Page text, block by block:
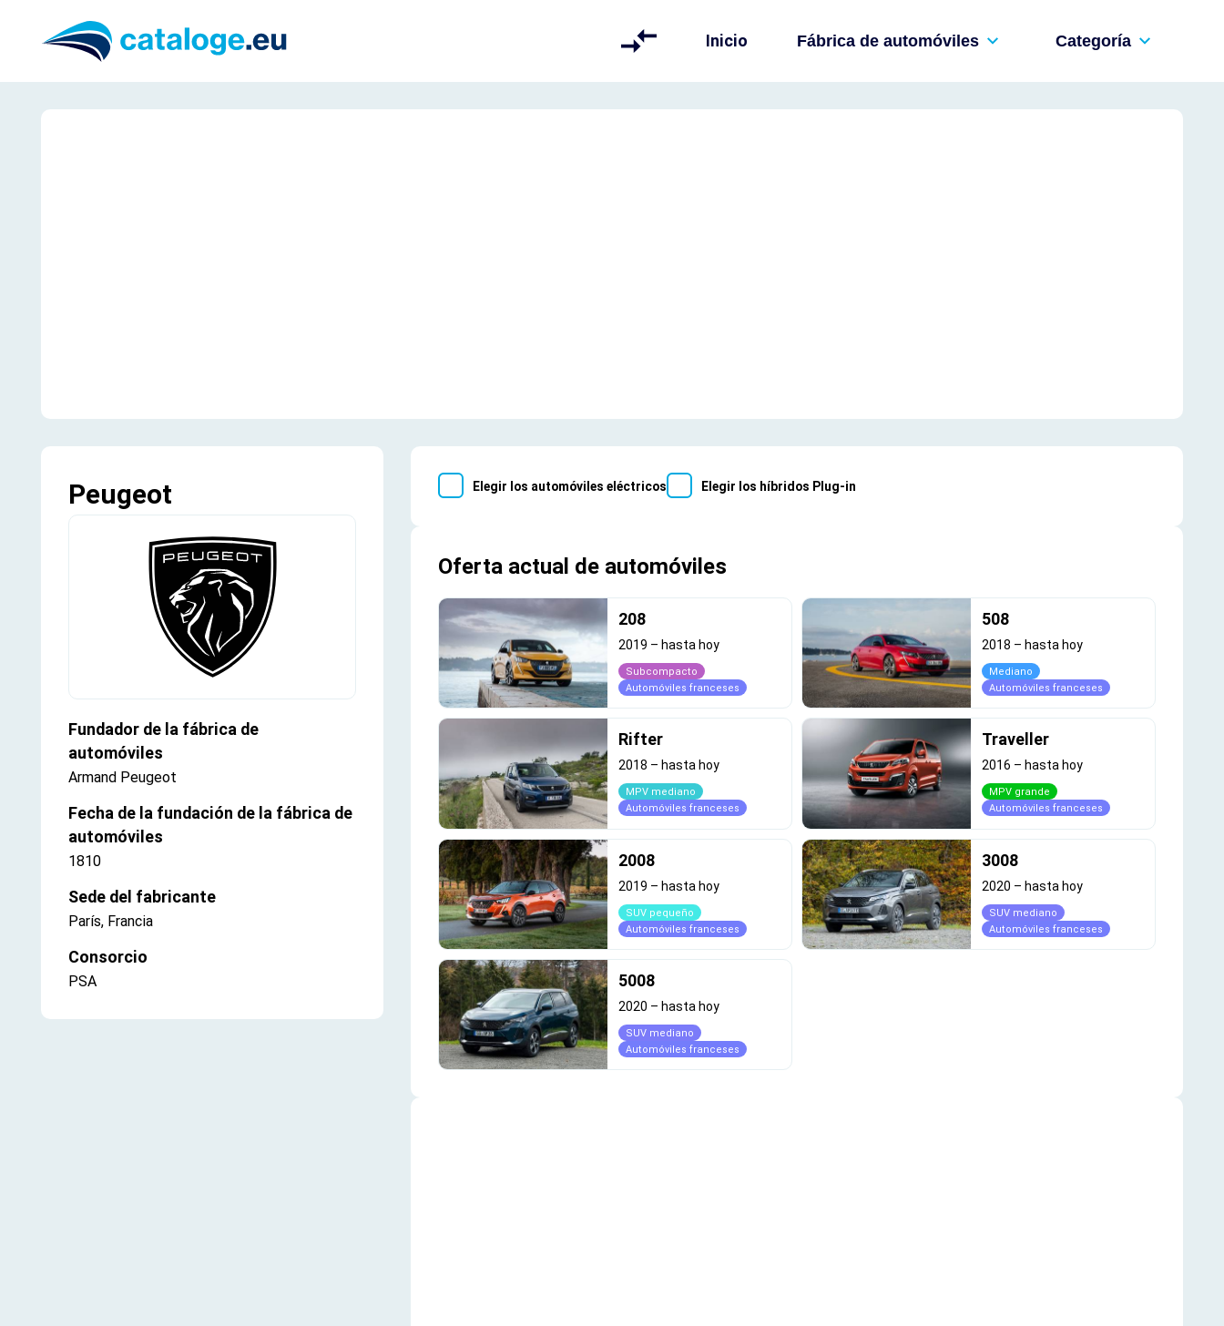
Inicio Fábrica de automóviles Categoría
Peugeot
Fundador de la fábrica de
automóviles
Armand Peugeot
Fecha de la fundación de la fábrica de
automóviles
1810
Sede del fabricante
París, Francia
Consorcio
PSA
Elegir los automóviles eléctricos Elegir los híbridos Plug-in
Oferta actual de automóviles
208
2019 – hasta hoy
Subcompacto
Automóviles franceses
508
2018 – hasta hoy
Mediano
Automóviles franceses
Rifter
2018 – hasta hoy
MPV mediano
Automóviles franceses
Traveller
2016 – hasta hoy
MPV grande
Automóviles franceses
2008
2019 –hasta hoy
SUV pequeño
Automóviles franceses
3008
2020 –hasta hoy
SUV mediano
Automóviles franceses
5008
2020 – hasta hoy
SUV mediano
Automóviles franceses